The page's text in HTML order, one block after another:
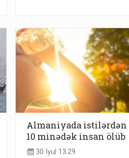
Almaniyada istilərdən
10 minədək insan ölüb
30 İyul 13:29